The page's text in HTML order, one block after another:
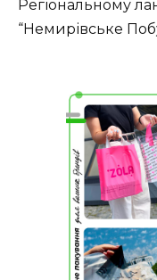
Регіональному
“Немирівське